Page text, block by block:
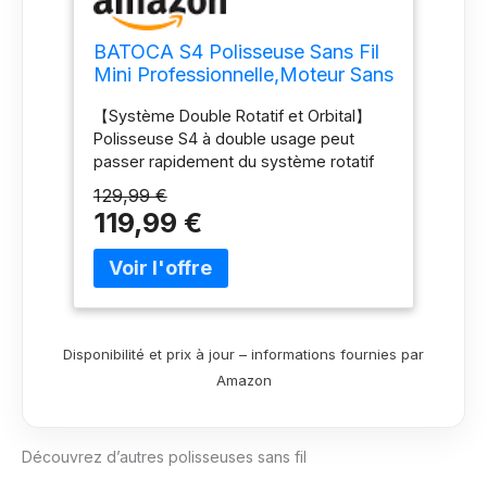
BATOCA S4 Polisseuse Sans Fil
Mini Professionnelle,Moteur Sans
【Système Double Rotatif et Orbital】
Polisseuse S4 à double usage peut
passer rapidement du système rotatif
au système orbital aléatoire en
changeant d'entraînement. Le système
rotatif permet d'obtenir une finition fine
et précise, tandis que les entraînements
orbitaux aléatoires de 3mm et 12mm
simplicité n'ont jamais été aussi
grandes avec une seule machine pour
répondre à tous les besoins. 【4
2000RPM-5500RPM, l'indicateur LED
129,99 €
119,99 €
Disponibilité et prix à jour – informations fournies par
Amazon
Découvrez d’autres polisseuses sans fil